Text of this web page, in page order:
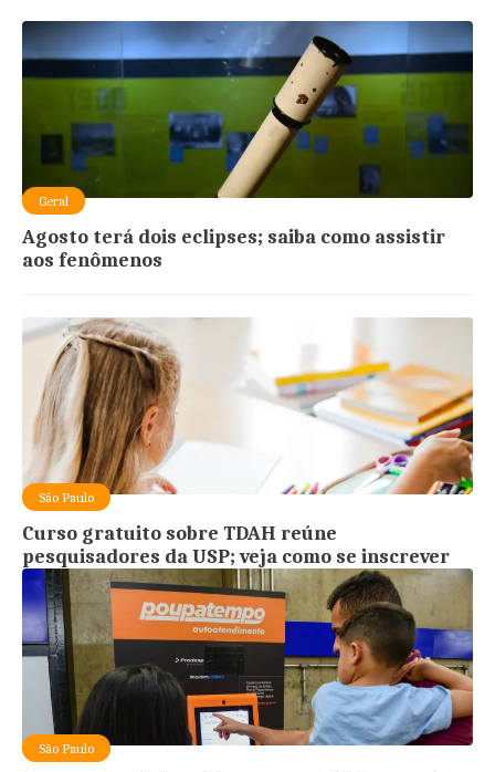
Geral
Agosto terá dois eclipses; saiba como assistir
aos fenômenos
São Paulo
Curso gratuito sobre TDAH reúne
pesquisadores da USP; veja como se inscrever
São Paulo